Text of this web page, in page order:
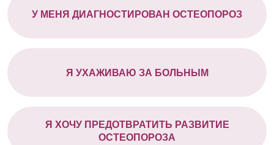
У МЕНЯ ДИАГНОСТИРОВАН ОСТЕОПОРОЗ
Я УХАЖИВАЮ ЗА БОЛЬНЫМ
Я ХОЧУ ПРЕДОТВРАТИТЬ РАЗВИТИЕ
ОСТЕОПОРОЗА